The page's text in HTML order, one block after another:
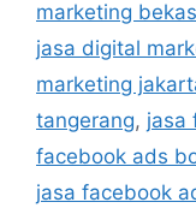
marketing
jasa digital
marketing
tangerang, jasa
facebook ads
jasa facebook